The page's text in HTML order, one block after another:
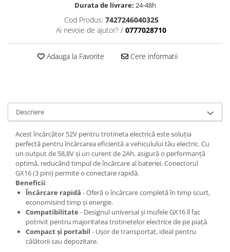
https://www.doctortrotineta.ro/camere-
trotinete-electrice
cauciucuri-bicicleta
Camere bicicleta
Cauciuc tubeless cu GEL antipană
Accesorii
Trotinete electrice
Biciclete Electrice
Anvelope moto
Camere moto
Anvelope ATV
Cauciucuri bicicleta
Anvelope și Camere Utilaje
Durata de livrare: 24-48h
Cod Produs: 7427246040325
Ai nevoie de ajutor? / 0777028710
Adauga la Favorite Cere informatii
Descriere
Acest încărcător 52V pentru trotineta electrică este soluția
perfectă pentru încărcarea eficientă a vehiculului tău electric. Cu
un output de 58,8V și un curent de 2Ah, asigură o performanță
optimă, reducând timpul de încărcare al bateriei. Conectorul
GX16 (3 pini) permite o conectare rapidă.
Beneficii:
Încărcare rapidă - Oferă o încărcare completă în timp scurt,
economisind timp și energie.
Compatibilitate - Designul universal și mufele GX16 îl fac
potrivit pentru majoritatea trotinetelor electrice de pe piață.
Compact și portabil - Ușor de transportat, ideal pentru
călătorii sau depozitare.